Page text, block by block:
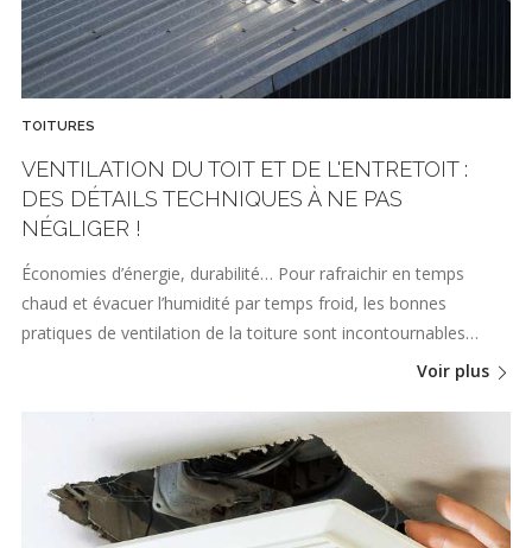
TOITURES
VENTILATION DU TOIT ET DE L'ENTRETOIT :
DES DÉTAILS TECHNIQUES À NE PAS
NÉGLIGER !
Économies d’énergie, durabilité… Pour rafraichir en temps
chaud et évacuer l’humidité par temps froid, les bonnes
pratiques de ventilation de la toiture sont incontournables…
Voir plus